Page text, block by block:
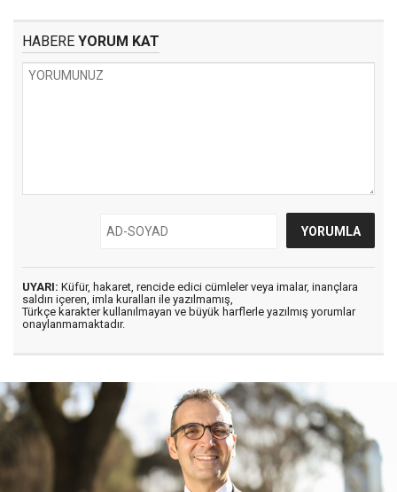
HABERE YORUM KAT
UYARI: Küfür, hakaret, rencide edici cümleler veya imalar, inançlara
saldırı içeren, imla kuralları ile yazılmamış,
Türkçe karakter kullanılmayan ve büyük harflerle yazılmış yorumlar
onaylanmamaktadır.